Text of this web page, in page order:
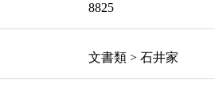
8825
文書類 > 石井家